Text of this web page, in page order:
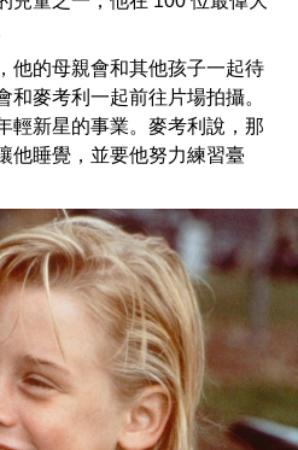
他的母親會和其他孩子一起待
和麥考利一起前往片場拍攝。
輕新星的事業。麥考利說，那
他睡覺，並要他努力練習臺